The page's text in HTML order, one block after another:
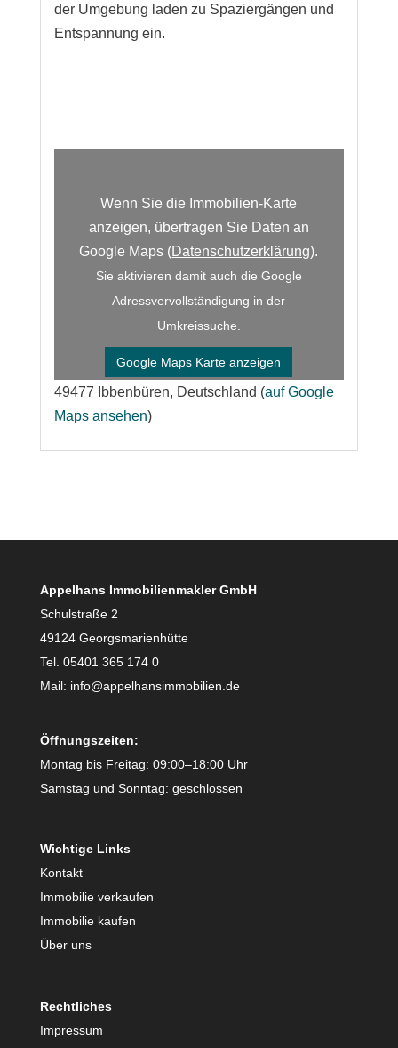
der Umgebung laden zu Spaziergängen und
Entspannung ein.
Wenn Sie die Immobilien-Karte
anzeigen, übertragen Sie Daten an
Google Maps (Datenschutzerklärung).
Sie aktivieren damit auch die Google
Adressvervollständigung in der
Umkreissuche.
Google Maps Karte anzeigen
49477 Ibbenbüren, Deutschland (auf Google
Maps ansehen)
Appelhans Immobilienmakler GmbH
Schulstraße 2
49124 Georgsmarienhütte
Tel. 05401 365 174 0
Mail: info@appelhansimmobilien.de
Öffnungszeiten:
Montag bis Freitag: 09:00–18:00 Uhr
Samstag und Sonntag: geschlossen
Wichtige Links
Kontakt
Immobilie verkaufen
Immobilie kaufen
Über uns
Rechtliches
Impressum